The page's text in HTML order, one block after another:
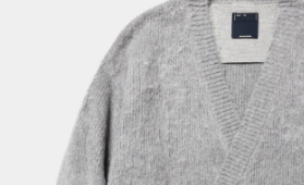
PRODUCT
GALLERY
ONLINE STORE
STORELIST